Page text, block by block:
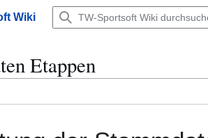
Wiki
Etappen